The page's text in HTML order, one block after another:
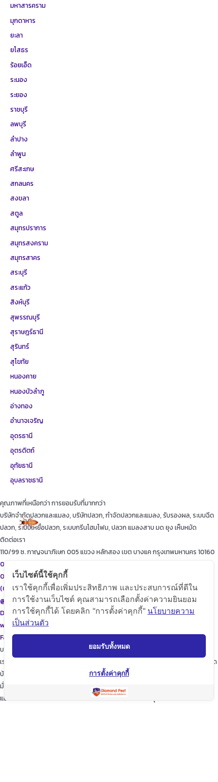
มหาสารคราม
มุกดาหาร
ยะลา
ยโสธร
ร้อยเอ็ด
ระนอง
ระยอง
ราชบุรี
ลพบุรี
ลำปาง
ลำพูน
ศรีสะเกษ
สกลนคร
สงขลา
สตูล
สมุทรปราการ
สมุทรสงคราม
สมุทรสาคร
สระบุรี
สระแก้ว
สิงห์บุรี
สุพรรณบุรี
สุราษฎร์ธานี
สุรินทร์
สุโขทัย
หนองคาย
หนองบัวลำภู
อ่างทอง
อำนาจเจริญ
อุดรธานี
อุตรดิตถ์
อุทัยธานี
อุบลราชธานี
คุณภาพที่เหนือกว่า การยอมรับที่มากกว่า
บริษัทจำกัดปลวกและแมลง, บริษัทปลวก, กำจัดปลวกและแมลง, รับรองผล, ระบบฉีด
ปลวก, ระบบเหยื่อปลวก, ระบบกรีนโฮมโฟม, ปลวก แมลงสาบ มด ยุง เห็บหมัด
ติดต่อเรา
110/99 ซ. กาญจนาภิเษก 005 แขวง หลักสอง เขต บางแค กรุงเทพมหานคร 10160
087-615-9999
086-471-9999
(02)455-9999
@diamondpest
Diamond Pest Control
www.diamondpest.com
FacebookLineEnvelope
บริการของเรา
เราจะพัฒนาการบริการให้กับลูกค้าดียิ่งขึ้นในทุกๆด้าน ให้เราดูแลใส่ใจทุกรายละเอียด
บ้านของท่านก็เปรียบเสมือนบ้านของเรา
มั่นใจในเรามั่นใจใน “ไดมอนด์แพลนเนท” บริการเป็นเลิศ ผู้นำด้านการกำจัดปลวก
แมลง และสัตว์รบกวนต่างๆ ปลอดภัยต่อบ้านและครอบครัวคุณอย่างแน่นอน
เว็บไซต์นี้ใช้คุกกี้
เราใช้คุกกี้เพื่อเพิ่มประสิทธิภาพ และประสบการณ์ที่ดีใน
การใช้งานเว็บไซต์ คุณสามารถเลือกตั้งค่าความยินยอม
การใช้คุกกี้ได้ โดยคลิก "การตั้งค่าคุกกี้" นโยบายความ
เป็นส่วนตัว
ยอมรับทั้งหมด
การตั้งค่าคุกกี้